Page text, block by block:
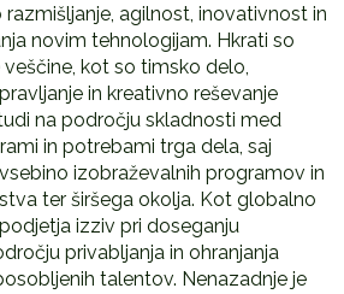
agilnost, inovativnost in
novim tehnologijam. Hkrati so
kot so timsko delo,
in kreativno reševanje
na področju skladnosti med
in potrebami trga dela, saj
izobraževalnih programov in
ter širšega okolja. Kot globalno
izziv pri doseganju
privabljanja in ohranjanja
talentov. Nenazadnje je